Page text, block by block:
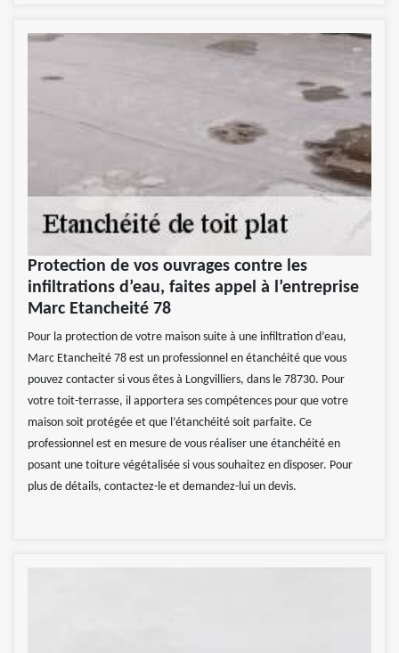
Protection de vos ouvrages contre les
infiltrations d’eau, faites appel à l’entreprise
Marc Etancheité 78
Pour la protection de votre maison suite à une infiltration d’eau,
Marc Etancheité 78 est un professionnel en étanchéité que vous
pouvez contacter si vous êtes à Longvilliers, dans le 78730. Pour
votre toit-terrasse, il apportera ses compétences pour que votre
maison soit protégée et que l’étanchéité soit parfaite. Ce
professionnel est en mesure de vous réaliser une étanchéité en
posant une toiture végétalisée si vous souhaitez en disposer. Pour
plus de détails, contactez-le et demandez-lui un devis.